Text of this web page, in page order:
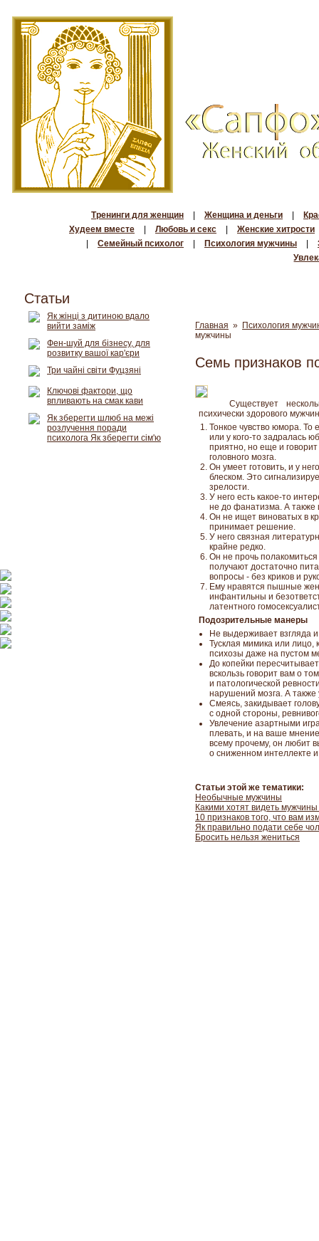
Тренинги для женщин Женщина и деньги
Худеем вместе
Любовь и секс
Женские хитрости
Семейный психолог Психология мужчины
Главная » Психология
мужчины
Семь признаков
Существует
психически здорового
Тонкое чувство юмора. То
или у кого-то задралась
приятно, но еще и
головного мозга.
Он умеет готовить, и у
блеском. Это
зрелости.
У него есть какое-то
не до фанатизма. А
Он не ищет виноватых в
принимает решение.
У него связная
крайне редко.
Он не прочь
получают достаточно
вопросы - без криков и
Ему нравятся пышные
инфантильны и
латентного
Подозрительные манеры
Не выдерживает взгляда
Тусклая мимика или лицо,
психозы даже на пустом
До копейки
вскользь говорит вам о
и патологической
нарушений мозга. А также
Смеясь, закидывает
с одной стороны,
Увлечение азартными
плевать, и на ваше
всему прочему, он любит
о сниженном интеллекте
Статьи этой же тематики:
Необычные мужчины
Какими хотят видеть
10 признаков того, что вам
Як правильно подати себе
Бросить нельзя жениться
Статьи
Як жінці з дитиною вдало
вийти заміж
Фен-шуй для бізнесу, для
розвитку вашої кар'єри
Три чайні світи Фуцзяні
Ключові фактори, що
впливають на смак кави
Як зберегти шлюб на межі
розлучення поради
психолога Як зберегти сім'ю